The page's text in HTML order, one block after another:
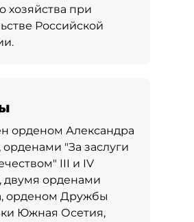
хозяйства при
Российской
орденом Александра
орденами "За заслуги
III и IV
двумя орденами
орденом Дружбы
Южная Осетия,